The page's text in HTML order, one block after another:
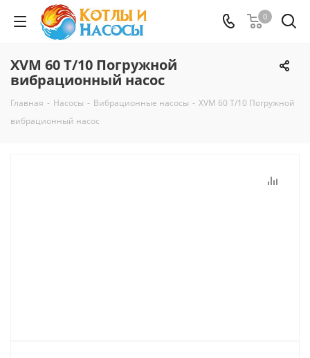
0
XVM 60 T/10 Погружной
вибрационный насос
Главная - Насосы - Вибрационные насосы - XVM 60 T/10 Погружной
вибрационный насос